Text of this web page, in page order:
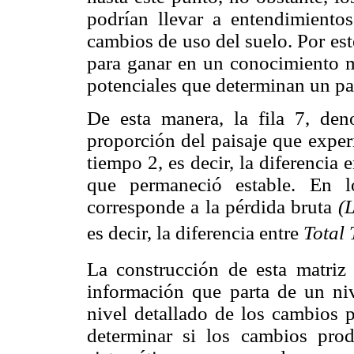
podrían llevar a
cambios de uso del suelo. Por
para ganar en un conocimiento
potenciales que determinan un
De esta manera, la fila 7,
proporción del paisaje que
tiempo 2, es decir, la diferencia
que permaneció estable.
corresponde a la pérdida bruta
es decir, la diferencia entre Total
La construcción de esta
información que parta de un
nivel detallado de los cambios
determinar si los cambios